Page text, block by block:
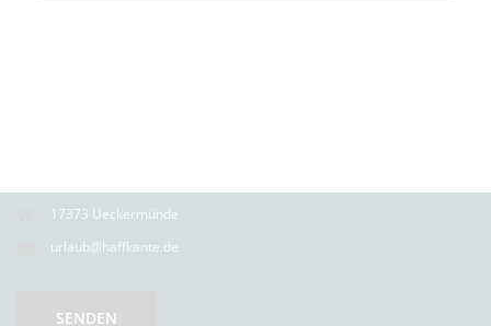
17373 Ueckermünde
urlaub@haffkante.de
SENDEN